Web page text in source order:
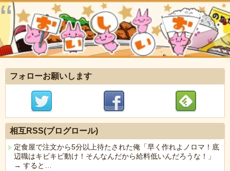
フォローお願いします
相互RSS(ブログロール)
定食屋で注文から5分以上待たされた俺「早く作れよノロマ！底
辺職はキビキビ動け！そんなんだから給料低いんだろうな！」
→ すると…